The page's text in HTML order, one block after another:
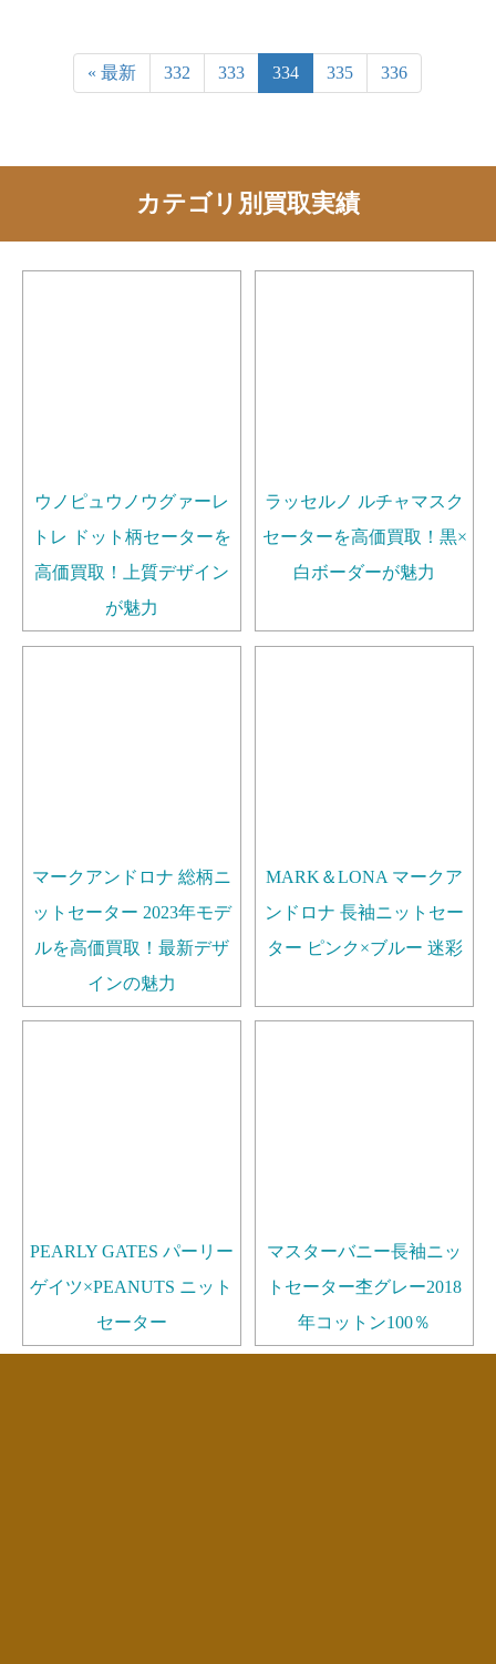
« 最新 332 333 334 335 336
カテゴリ別買取実績
ウノピュウノウグァーレ
トレ ドット柄セーターを
高価買取！上質デザイン
が魅力
ラッセルノ ルチャマスク
セーターを高価買取！黒×
白ボーダーが魅力
マークアンドロナ 総柄ニ
ットセーター 2023年モデ
ルを高価買取！最新デザ
インの魅力
MARK＆LONA マークア
ンドロナ 長袖ニットセー
ター ピンク×ブルー 迷彩
PEARLY GATES パーリー
ゲイツ×PEANUTS ニット
セーター
マスターバニー長袖ニッ
トセーター杢グレー2018
年コットン100％